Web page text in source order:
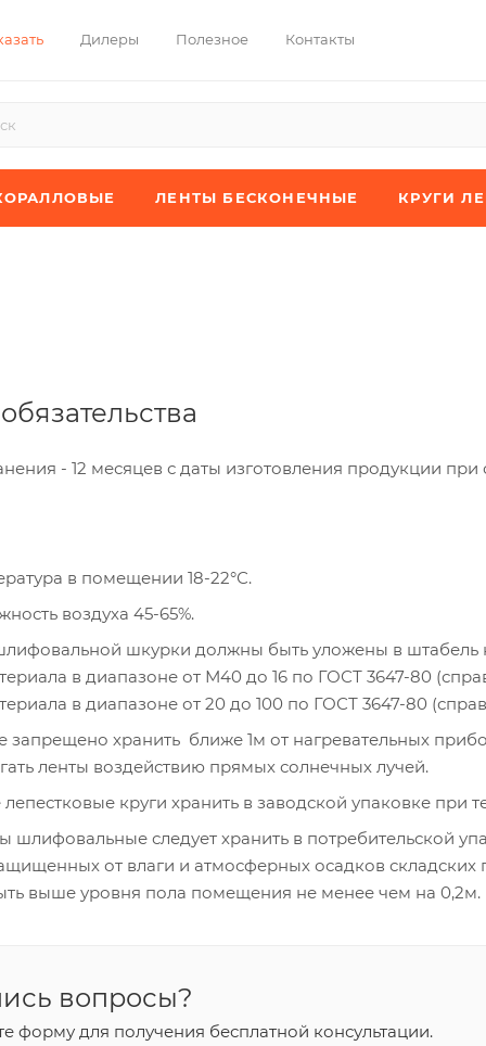
Дилеры Полезное Контакты
ЛЕНТЫ БЕСКОНЕЧНЫЕ КРУГИ
- 12 месяцев с даты изготовления продукции
в помещении 18-22°С.
воздуха 45-65%.
шкурки должны быть уложены в штабель
в диапазоне от М40 до 16 по ГОСТ 3647-80
в диапазоне от 20 до 100 по ГОСТ 3647-80
хранить ближе 1м от нагревательных
ленты воздействию прямых солнечных лучей.
круги хранить в заводской упаковке при
шлифовальные следует хранить в потребительской
от влаги и атмосферных осадков
выше уровня пола помещения не менее чем на 0,2м.
вопросы?
форму для получения бесплатной консультации.